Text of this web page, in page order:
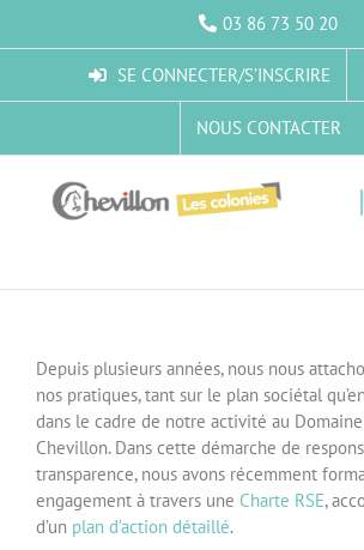
03 86 73 50 20
SE CONNECTER/S’INSCRIRE
NOUS CONTACTER
Depuis plusieurs années, nous nous
nos pratiques, tant sur le plan sociétal
dans le cadre de notre activité au
Chevillon. Dans cette démarche de
transparence, nous avons récemment
engagement à travers une Charte RSE,
d’un plan d’action détaillé.